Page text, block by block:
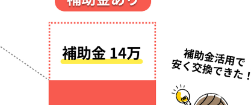
ミ
円割引を実施中